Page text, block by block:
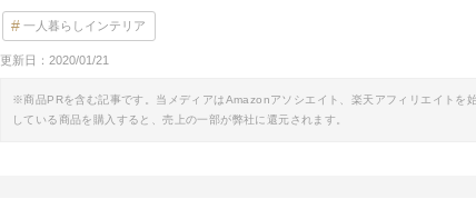
一人暮らしインテリア
更新日： 2020/01/21
※商品PRを含む記事です。当メディアはAmazonアソシエイト、楽天アフィリエイトを
している商品を購入すると、売上の一部が弊社に還元されます。